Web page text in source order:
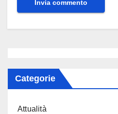
Categorie
Attualità